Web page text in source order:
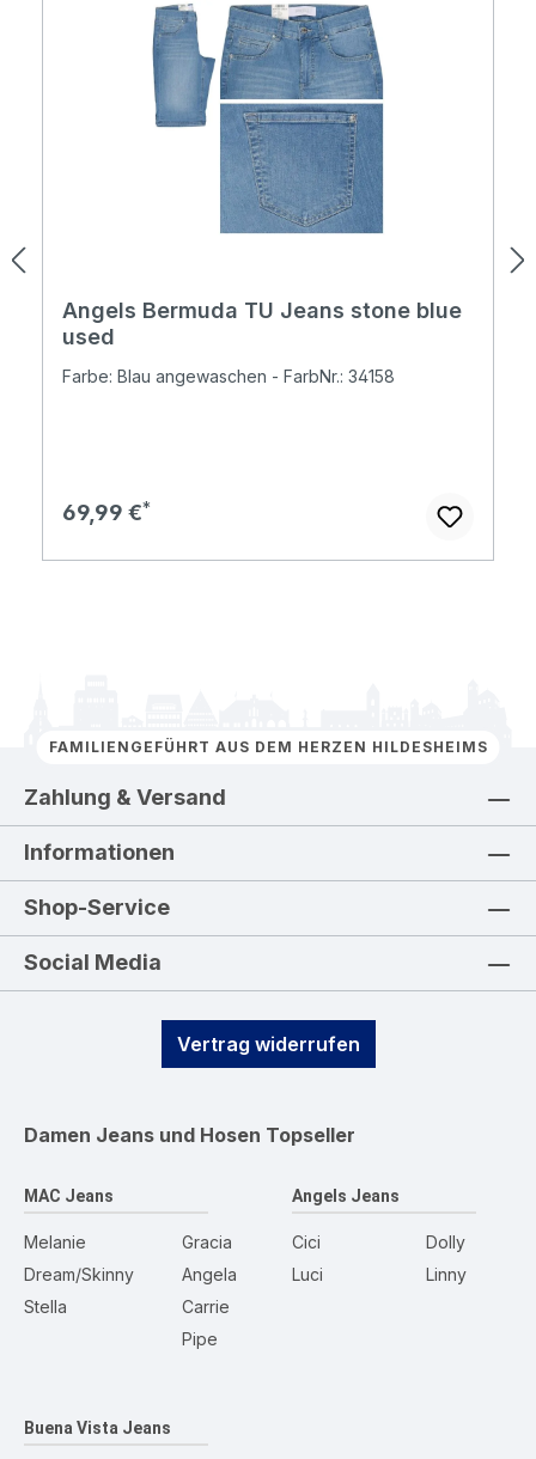
Angels Bermuda TU Jeans stone blue
used
Farbe: Blau angewaschen - FarbNr.: 34158
Regulärer Preis:
69,99 €
FAMILIENGEFÜHRT AUS DEM HERZEN HILDESHEIMS
Zahlung & Versand
Informationen
Shop-Service
Social Media
Vertrag widerrufen
Damen Jeans und Hosen Topseller
MAC Jeans
Melanie
Dream/Skinny
Stella
Gracia
Angela
Carrie
Pipe
Angels Jeans
Cici
Luci
Dolly
Linny
Buena Vista Jeans